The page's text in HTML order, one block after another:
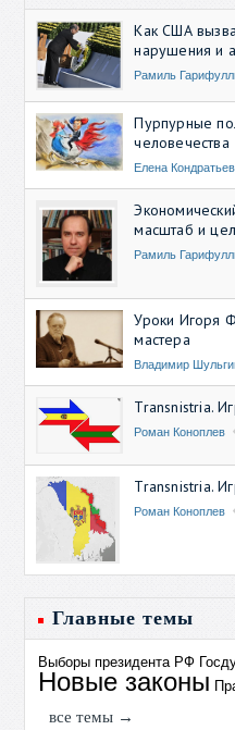
Как США
нарушения и
Рамиль
Пурпурные
человечества
Елена
масштаб и
Рамиль
Уроки Игоря
мастера
Владимир
Transnistria.
Роман Коноплев
Transnistria.
Роман Коноплев
Главные темы
Выборы президента РФ
Новые законы
все темы →